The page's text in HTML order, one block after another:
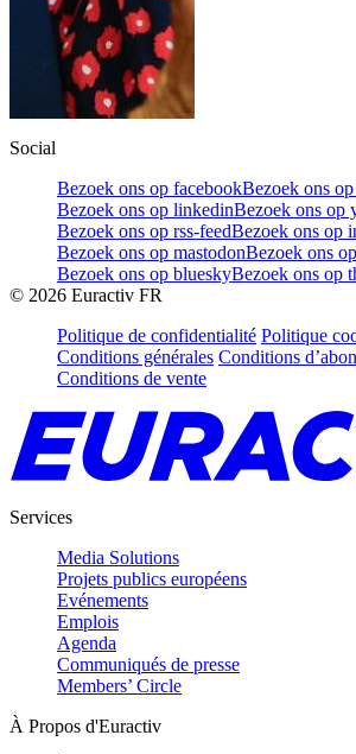
Social
Bezoek ons op facebookBezoek ons
Bezoek ons op linkedinBezoek ons op
Bezoek ons op rss-feedBezoek ons op
Bezoek ons op mastodonBezoek ons
Bezoek ons op blueskyBezoek ons op
© 2026 Euractiv FR
Politique de confidentialité Politique
Conditions générales Conditions
Conditions de vente
Services
Media Solutions
Projets publics européens
Evénements
Emplois
Agenda
Communiqués de presse
Members’ Circle
À Propos d'Euractiv